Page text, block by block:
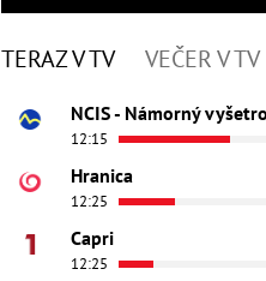
TERAZ V TV VEČER V TV
12:15
Hranica
12:25
Capri
12:25